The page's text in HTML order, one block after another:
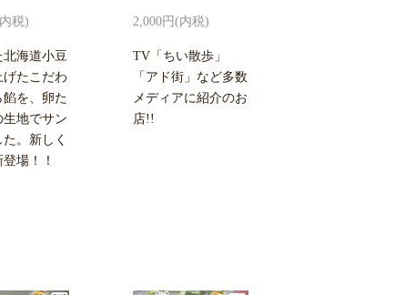
税)
北海道小豆
げたこだわ
餡を、卵た
生地でサン
た。新しく
登場！！
2,000円(内税)
TV「ちい散歩」
「アド街」など多数
メディアに紹介のお
店!!